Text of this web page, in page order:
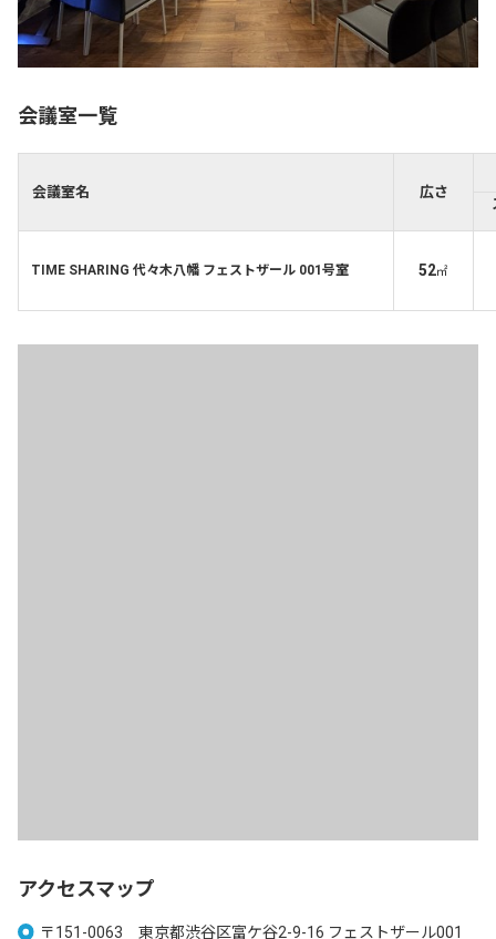
会議室一覧
会議室名 広さ
TIME SHARING 代々木八幡 フェストザール 001号室 52㎡
アクセスマップ
〒151-0063 東京都渋谷区富ケ谷2-9-16 フェストザール001